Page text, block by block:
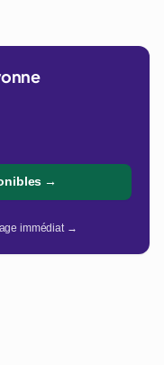
→
immédiat →